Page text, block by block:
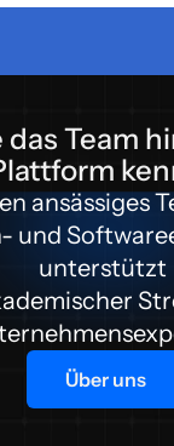
das Team
ansässiges
und
unterstützt
Über uns